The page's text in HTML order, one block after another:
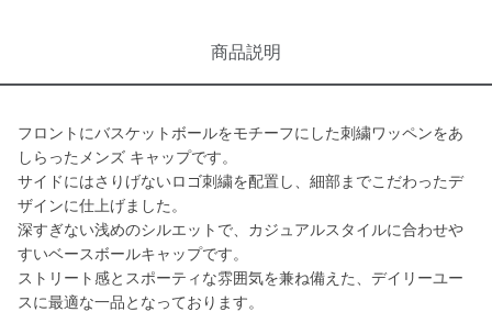
商品説明
フロントにバスケットボールをモチーフにした刺繍ワッペンをあ
しらったメンズ キャップです。
サイドにはさりげないロゴ刺繍を配置し、細部までこだわったデ
ザインに仕上げました。
深すぎない浅めのシルエットで、カジュアルスタイルに合わせや
すいベースボールキャップです。
ストリート感とスポーティな雰囲気を兼ね備えた、デイリーユー
スに最適な一品となっております。